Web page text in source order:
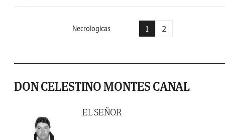
Necrologicas 1 2
DON CELESTINO MONTES CANAL
EL SEÑOR